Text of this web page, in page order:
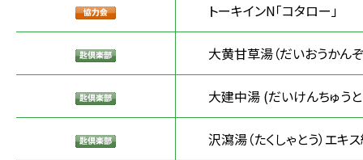
トーキインN「コタロー」
大黄甘草湯（だいおうかん
大建中湯 (だいけんちゅう
沢瀉湯（たくしゃとう）エキ